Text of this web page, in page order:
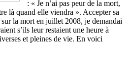
: « Je n’ai pas peur de la mort,
là quand elle viendra ». Accepter sa
la mort en juillet 2008, je demandai
s’ils leur restaient une heure à
et pleines de vie. En voici